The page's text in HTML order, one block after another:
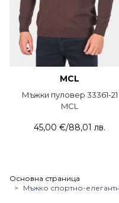
MCL
Мъжки пуловер 33361-21
MCL
45,00 €/88,01 лв.
Основна страница
>
Мъжко спортно-